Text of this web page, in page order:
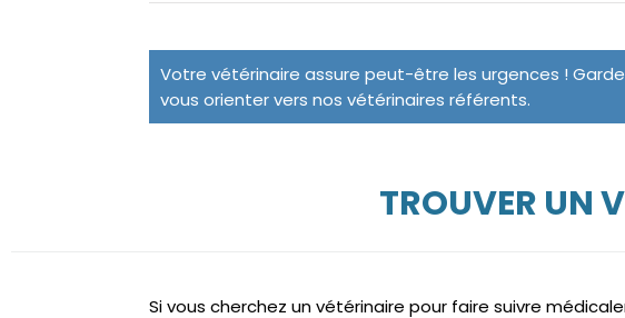
Votre vétérinaire assure peut-être les urgences !
vous orienter vers nos vétérinaires référents.
TROUVER UN
Si vous cherchez un vétérinaire pour faire suivre